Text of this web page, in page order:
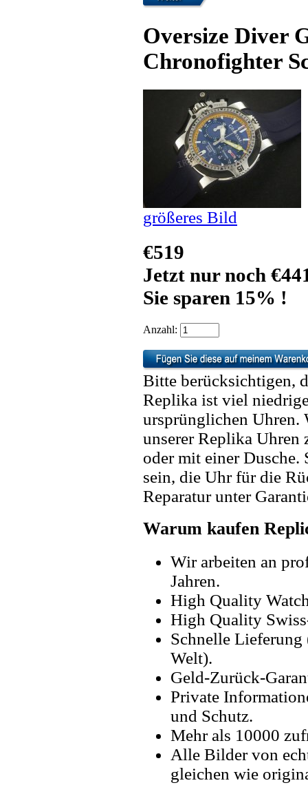
Oversize Diver
Chronofighter
größeres Bild
€519
Jetzt nur noch
Sie sparen 15% !
Anzahl:
Bitte berücksichtigen,
Replika ist viel
ursprünglichen Uhren.
unserer Replika Uhren
oder mit einer
sein, die Uhr für die
Reparatur unter
Warum kaufen
Wir arbeiten an
Jahren.
High Quality
High Quality
Schnelle Lieferung
Welt).
Geld-Zurück-
Private
und Schutz.
Mehr als 10000
Alle Bilder von
gleichen wie